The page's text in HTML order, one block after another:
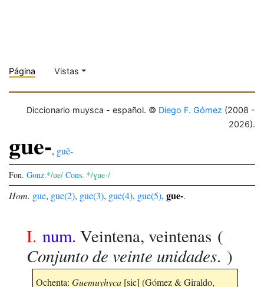
Página Vistas
Diccionario muysca - español. © Diego F. Gómez (2008 -
2026).
gue-, guê-
Fon. Gonz.*/ue/ Cons. */ɣue-/
Hom. gue, gue(2), gue(3), gue(4), gue(5), gue-.
I. num. Veintena, veintenas (
Conjunto de veinte unidades. )
Ochenta: Guemuyhyca [sic] (Gómez & Giraldo,